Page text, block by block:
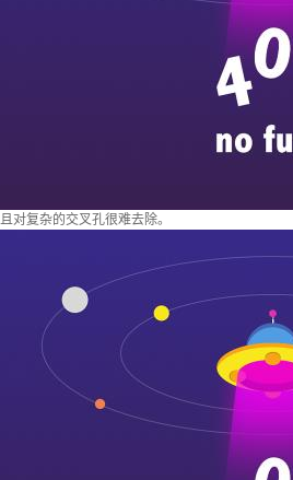
且对复杂的交叉孔很难去除。